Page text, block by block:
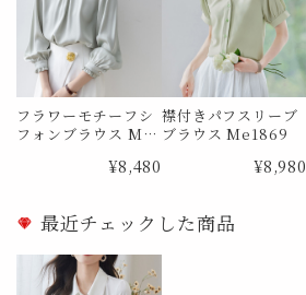
フラワーモチーフシ
フォンブラウス Me
¥8,480
襟付きパフスリーブ
ブラウス Me1869
¥8,980
最近チェックした商品